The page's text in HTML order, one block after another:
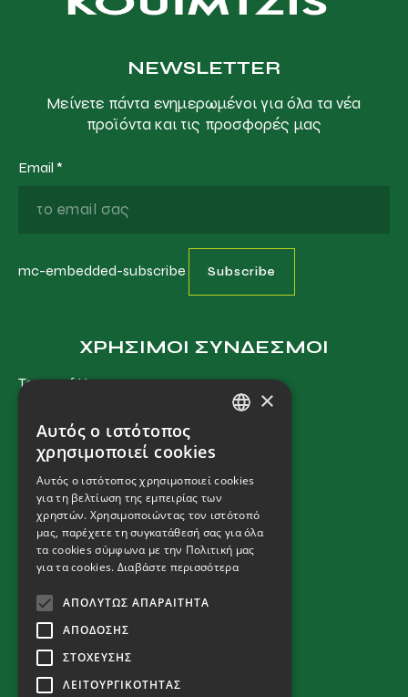
NEWSLETTER
Μείνετε πάντα ενημερωμένοι για όλα τα νέα
προϊόντα και τις προσφορές μας
Email *
mc-embedded-subscribe
ΧΡΗΣΙΜΟΙ ΣΥΝΔΕΣΜΟΙ
Terms of Use
Cookies Policy
Terms and Conditions
ΕΠΙΚΟΙΝΩΝΙΑ
Μηχανήματα
T:+ 30 2310 792 222
×
Αυτός ο ιστότοπος
χρησιμοποιεί cookies
Αυτός ο ιστότοπος χρησιμοποιεί cookies
για τη βελτίωση της εμπειρίας των
χρηστών. Χρησιμοποιώντας τον ιστότοπό
μας, παρέχετε τη συγκατάθεσή σας για όλα
τα cookies σύμφωνα με την Πολιτική μας
για τα cookies. Διαβάστε περισσότερα
ΑΠΟΛΎΤΩΣ ΑΠΑΡΑΊΤΗΤΑ
ΑΠΌΔΟΣΗΣ
ΣΤΌΧΕΥΣΗΣ
ΛΕΙΤΟΥΡΓΙΚΌΤΗΤΑΣ